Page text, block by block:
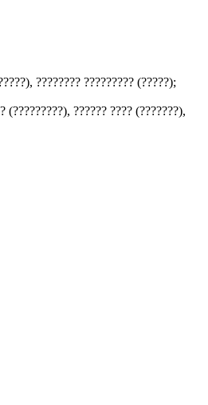
???????? ????????? (?????);
(?????????), ?????? ???? (???????),